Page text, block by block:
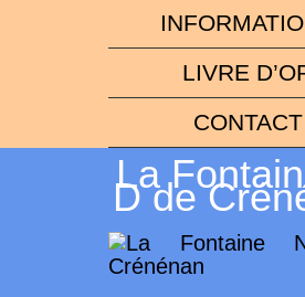
LIVRE
CONTACT
La
D de